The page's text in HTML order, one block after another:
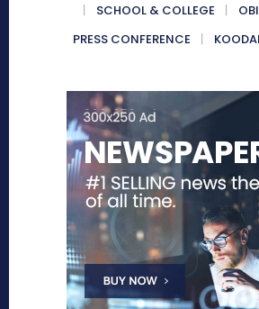
SCHOOL & COLLEGE
PRESS CONFERENCE